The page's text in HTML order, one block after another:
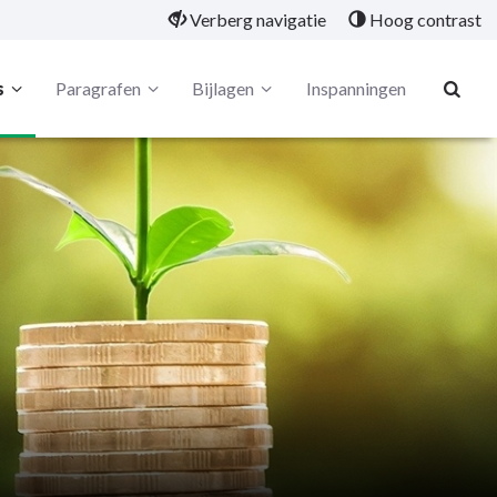
Verberg navigatie Hoog contrast
Paragrafen Bijlagen Inspanningen